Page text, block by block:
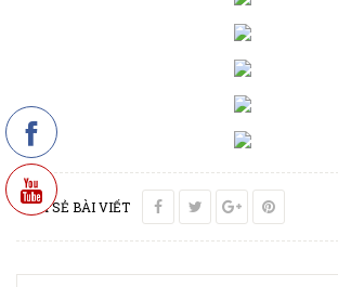
CHIA SẺ BÀI VIẾT